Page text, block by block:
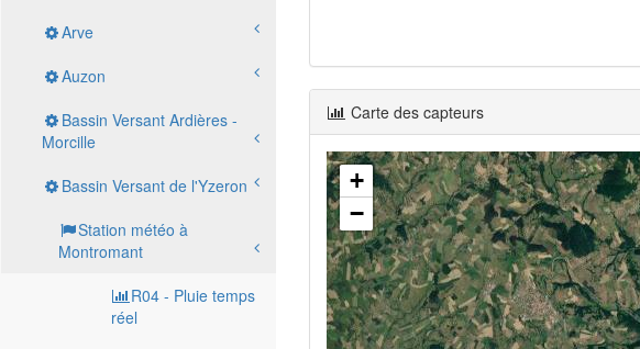
Arve
Auzon
Bassin Versant Ardières -
Morcille
Bassin Versant de l'Yzeron
Station météo à
Montromant
R04 - Pluie temps
réel
Carte des capteurs
+
−